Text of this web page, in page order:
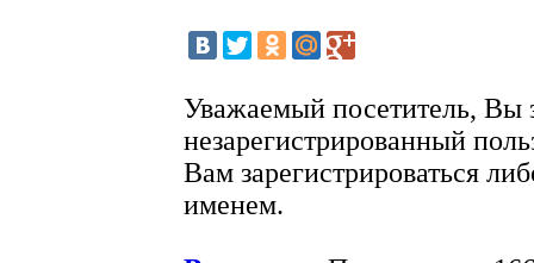
Уважаемый посетитель, Вы
незарегистрированный
Вам зарегистрироваться
именем.